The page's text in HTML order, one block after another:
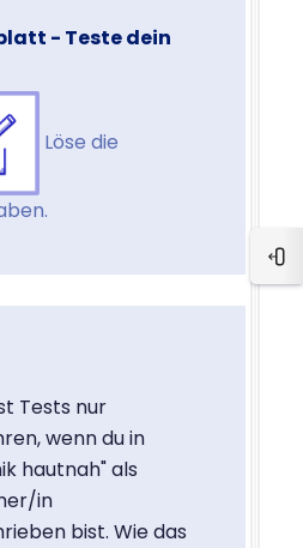
- Teste dein
Löse die
Tests nur
wenn du in
hautnah" als
in
bist. Wie das